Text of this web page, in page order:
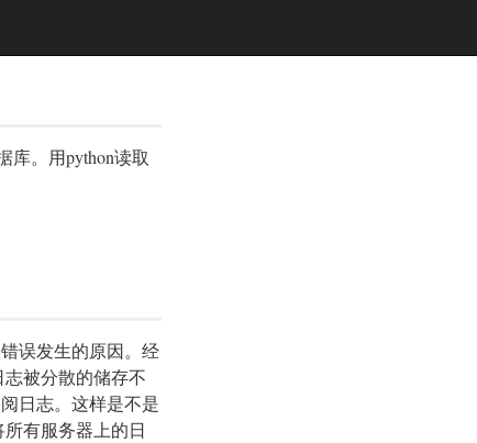
库。用python读取
误发生的原因。经
被分散的储存不
日志。这样是不是
有服务器上的日